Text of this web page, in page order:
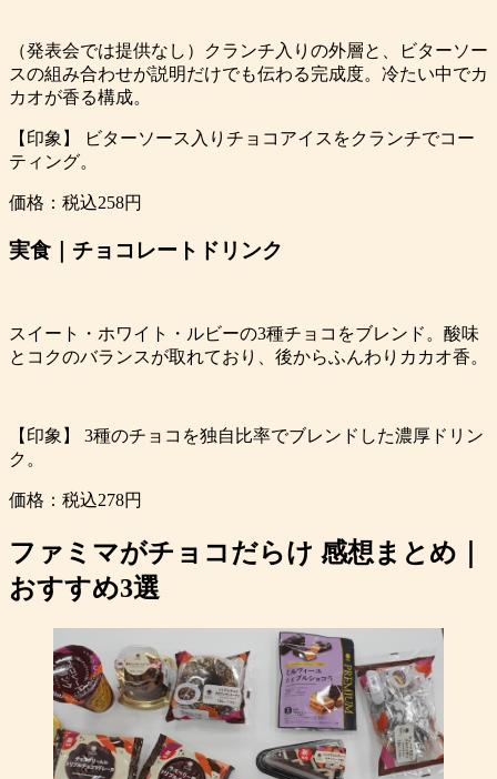
（発表会では提供なし）クランチ入りの外層と、ビターソー
スの組み合わせが説明だけでも伝わる完成度。冷たい中でカ
カオが香る構成。
【印象】 ビターソース入りチョコアイスをクランチでコー
ティング。
価格：税込258円
実食｜チョコレートドリンク
スイート・ホワイト・ルビーの3種チョコをブレンド。酸味
とコクのバランスが取れており、後からふんわりカカオ香。
【印象】 3種のチョコを独自比率でブレンドした濃厚ドリン
ク。
価格：税込278円
ファミマがチョコだらけ 感想まとめ｜
おすすめ3選